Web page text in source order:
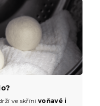
ve skříni voňavé i